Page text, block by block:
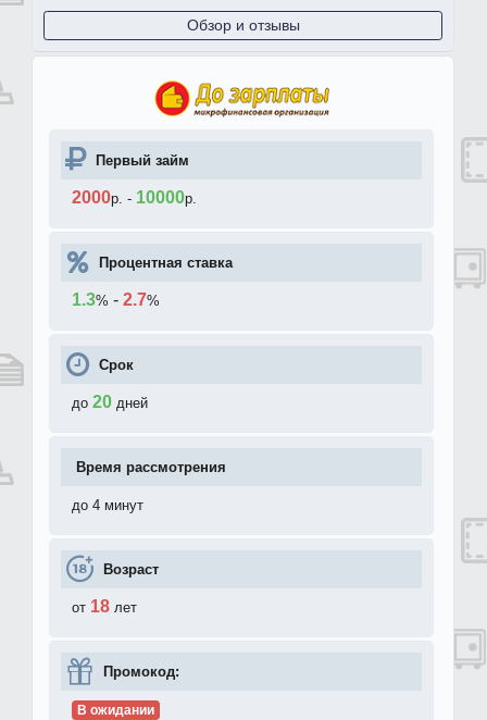
Обзор и отзывы
Первый займ
2000р. - 10000р.
Процентная ставка
1.3% - 2.7%
Срок
до 20 дней
Время рассмотрения
до 4 минут
Возраст
от 18 лет
Промокод:
В ожидании